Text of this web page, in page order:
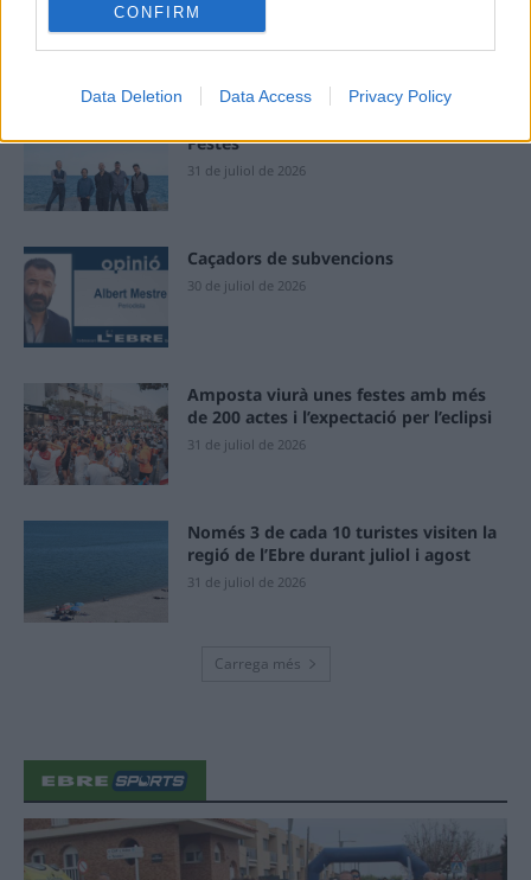
CONFIRM
Data Deletion Data Access Privacy Policy
Festes
31 de juliol de 2026
Caçadors de subvencions
30 de juliol de 2026
Amposta viurà unes festes amb més
de 200 actes i l’expectació per l’eclipsi
31 de juliol de 2026
Només 3 de cada 10 turistes visiten la
regió de l’Ebre durant juliol i agost
31 de juliol de 2026
Carrega més